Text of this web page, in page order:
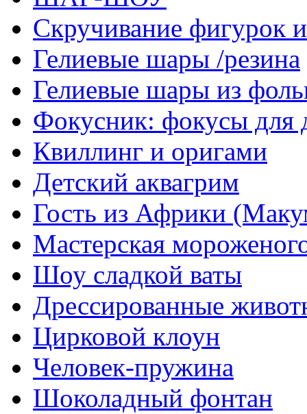
Скручивание
Гелиевые шары /резина
Гелиевые шары из
Фокусник: фокусы для
Квиллинг и оригами
Детский аквагрим
Гость из Африки
Мастерская
Шоу сладкой ваты
Дрессированные
Цирковой клоун
Человек-пружина
Шоколадный фонтан